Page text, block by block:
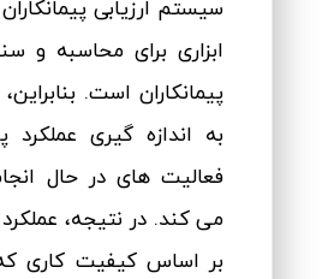
سیستم ارزیابی
ابزاری برای محاسبه و
پیمانکاران است.
به اندازه گیری عملکرد
فعالیت های در حال
می کند. در نتیجه، عملکرد
بر اساس کیفیت کاری